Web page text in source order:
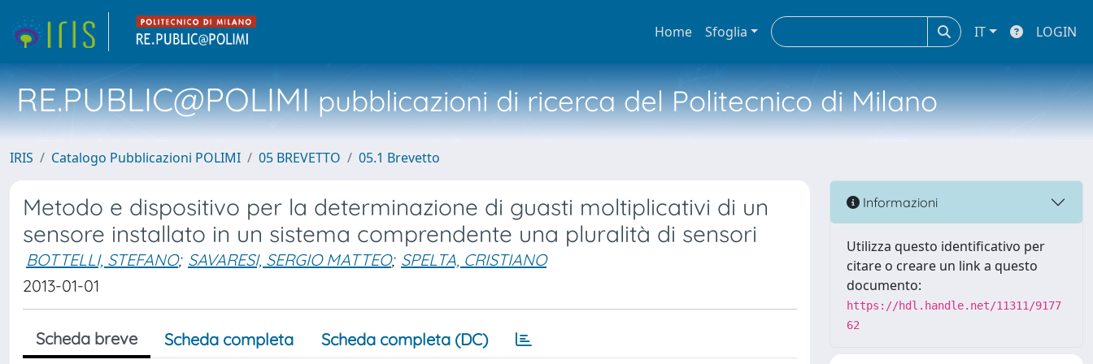
Home Sfoglia IT LOGIN
RE.PUBLIC@POLIMIpubblicazioni di ricerca del Politecnico di Milano
IRIS Catalogo Pubblicazioni POLIMI 05 BREVETTO 05.1 Brevetto
Metodo e dispositivo per la determinazione di guasti moltiplicativi di un
sensore installato in un sistema comprendente una pluralità di sensori
BOTTELLI, STEFANO; SAVARESI, SERGIO MATTEO; SPELTA, CRISTIANO
2013-01-01
Scheda breve Scheda completa Scheda completa (DC)
Informazioni
Utilizza questo identificativo per
citare o creare un link a questo
documento:
https://hdl.handle.net/11311/9177
62